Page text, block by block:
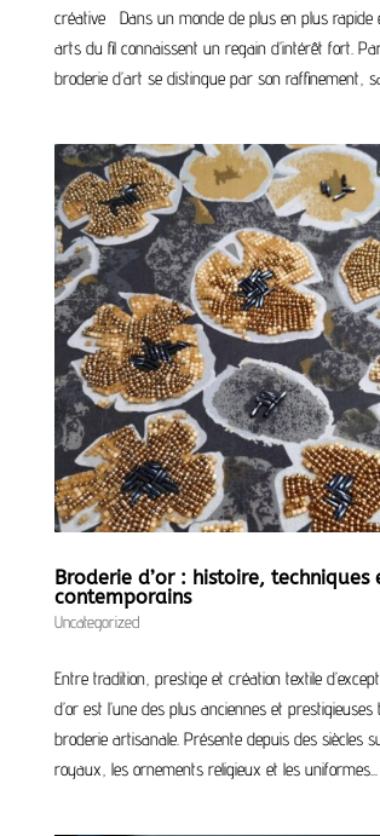
créative Dans un monde de plus en plus rapide
arts du fil connaissent un regain d’intérêt fort.
broderie d’art se distingue par son raffinement, sa
Broderie d’or : histoire, techniques
contemporains
Uncategorized
Entre tradition, prestige et création textile
d’or est l’une des plus anciennes et
broderie artisanale. Présente depuis des siècles
royaux, les ornements religieux et les uniformes...